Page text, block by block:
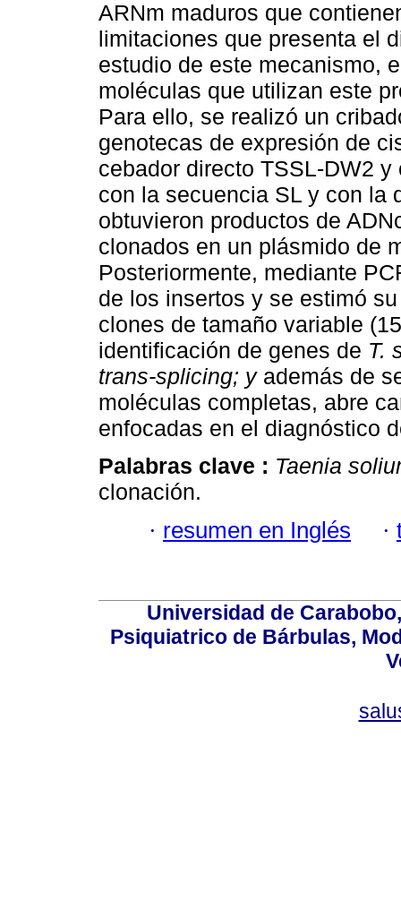
ARNm maduros que
limitaciones que presenta el
estudio de este mecanismo,
moléculas que utilizan este
Para ello, se realizó un
genotecas de expresión de
cebador directo TSSL-DW2
con la secuencia SL y con la
obtuvieron productos de
clonados en un plásmido de
Posteriormente, mediante
de los insertos y se estimó
clones de tamaño variable
identificación de genes de T.
trans-splicing; y además de
moléculas completas, abre
enfocadas en el diagnóstico
Palabras clave : Taenia
clonación.
· resumen en Inglés ·
Universidad de
Psiquiatrico de Bárbulas,